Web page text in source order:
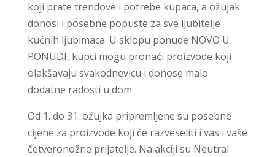
koji prate trendove i potrebe kupaca, a ožujak
donosi i posebne popuste za sve ljubitelje
kućnih ljubimaca. U sklopu ponude NOVO U
PONUDI, kupci mogu pronaći proizvode koji
olakšavaju svakodnevicu i donose malo
dodatne radosti u dom.
Od 1. do 31. ožujka pripremljene su posebne
cijene za proizvode koji će razveseliti i vas i vaše
četveronožne prijatelje. Na akciji su Neutral